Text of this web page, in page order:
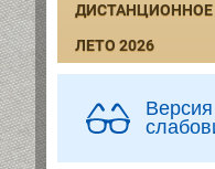
ДИСТАНЦИОННОЕ
ЛЕТО 2026